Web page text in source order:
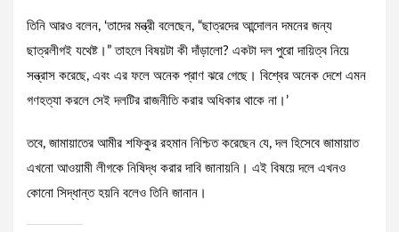
তিনি আরও বলেন, ‘তাদের মন্ত্রী বলেছেন, “ছাত্রদের আন্দোলন দমনের জন্য
ছাত্রলীগই যথেষ্ট।” তাহলে বিষয়টা কী দাঁড়ালো? একটা দল পুরো দায়িত্ব নিয়ে
সন্ত্রাস করেছে, এবং এর ফলে অনেক প্রাণ ঝরে গেছে। বিশ্বের অনেক দেশে এমন
গণহত্যা করলে সেই দলটির রাজনীতি করার অধিকার থাকে না।’
তবে, জামায়াতের আমীর শফিকুর রহমান নিশ্চিত করেছেন যে, দল হিসেবে জামায়াত
এখনো আওয়ামী লীগকে নিষিদ্ধ করার দাবি জানায়নি। এই বিষয়ে দলে এখনও
কোনো সিদ্ধান্ত হয়নি বলেও তিনি জানান।